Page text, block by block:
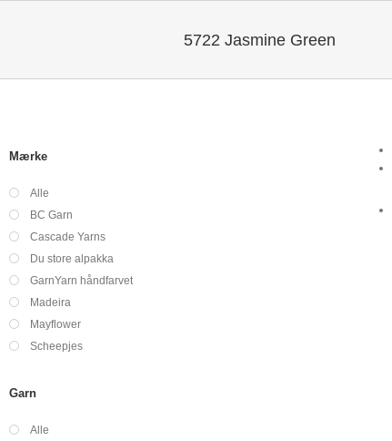
5722 Jasmine Green
Mærke
Alle
BC Garn
Cascade Yarns
Du store alpakka
GarnYarn håndfarvet
Madeira
Mayflower
Scheepjes
Garn
Alle